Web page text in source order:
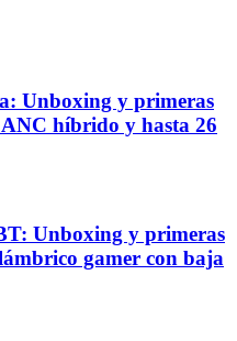
Unboxing y primeras
híbrido y hasta 26
Unboxing y primeras
gamer con baja